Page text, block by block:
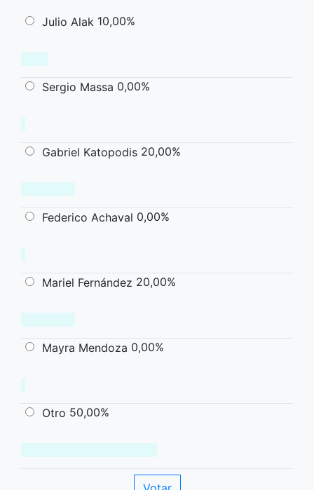
Julio Alak 10,00%
Sergio Massa 0,00%
Gabriel Katopodis 20,00%
Federico Achaval 0,00%
Mariel Fernández 20,00%
Mayra Mendoza 0,00%
Otro 50,00%